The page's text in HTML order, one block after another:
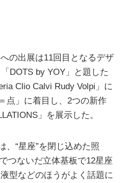
の出展は11回目となるデザ
DOTS by YOY」と題した
Clio Calvi Rudy Volpi」に
点」に着目し、2つの新作
」を展示した。
、“星座”を閉じ込めた照
つないだ立体基板で12星座
型などのほうがよく話題に